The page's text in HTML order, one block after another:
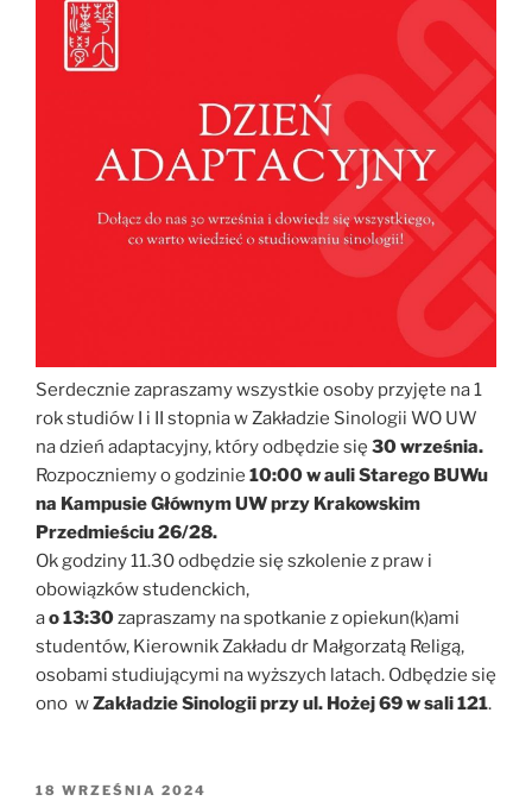
Serdecznie zapraszamy wszystkie osoby przyjęte na 1
rok studiów I i II stopnia w Zakładzie Sinologii WO UW
na dzień adaptacyjny, który odbędzie się 30 września.
Rozpoczniemy o godzinie 10:00 w auli Starego BUWu
na Kampusie Głównym UW przy Krakowskim
Przedmieściu 26/28.
Ok godziny 11.30 odbędzie się szkolenie z praw i
obowiązków studenckich,
ao 13:30zapraszamy na spotkanie z opiekun(k)ami
studentów, Kierownik Zakładu dr Małgorzatą Religą,
osobami studiującymi na wyższych latach. Odbędzie się
ono wZakładzie Sinologii przy ul. Hożej 69 w sali 121.
OPUBLIKOWANE
18 WRZEŚNIA 2024